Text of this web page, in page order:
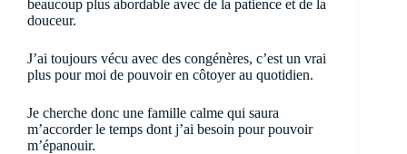
beaucoup plus abordable avec de la patience et de la
douceur.
J’ai toujours vécu avec des congénères, c’est un vrai
plus pour moi de pouvoir en côtoyer au quotidien.
Je cherche donc une famille calme qui saura
m’accorder le temps dont j’ai besoin pour pouvoir
m’épanouir.